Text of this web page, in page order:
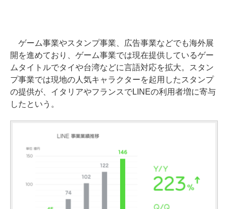
ゲーム事業やスタンプ事業、広告事業などでも海外展
開を進めており、ゲーム事業では現在提供しているゲー
ムタイトルでタイや台湾などに言語対応を拡大。スタン
プ事業では現地の人気キャラクターを起用したスタンプ
の提供が、イタリアやフランスでLINEの利用者増に寄与
したという。